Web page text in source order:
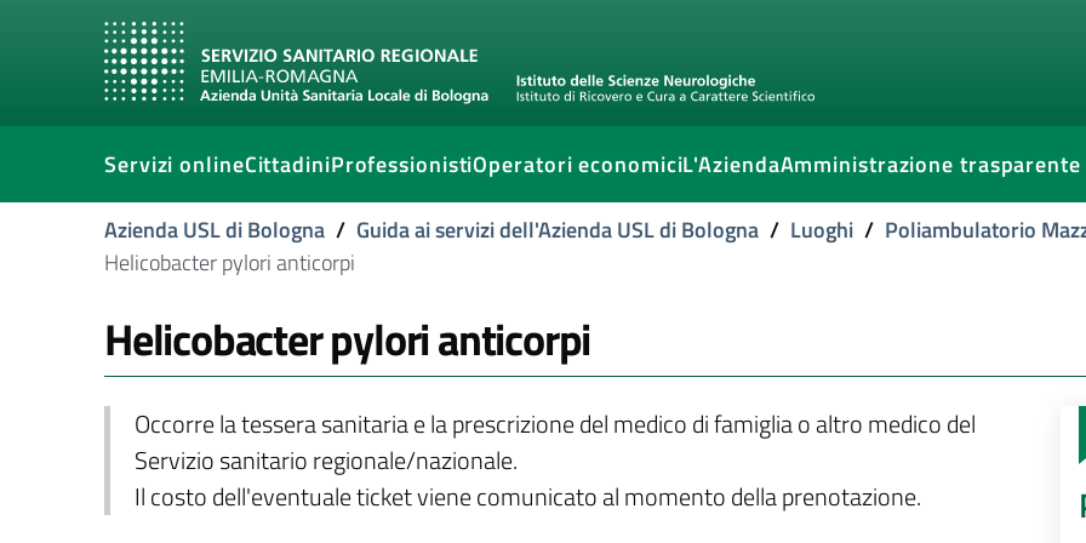
Servizi onlineCittadiniProfessionistiOperatori economiciL'AziendaAmministrazione trasparente
Azienda USL di Bologna / Guida ai servizi dell'Azienda USL di Bologna / Luoghi / Poliambulatorio
Helicobacter pylori anticorpi
Helicobacter pylori anticorpi
Occorre la tessera sanitaria e la prescrizione del medico di famiglia o altro medico del
Servizio sanitario regionale/nazionale.
Il costo dell'eventuale ticket viene comunicato al momento della prenotazione.